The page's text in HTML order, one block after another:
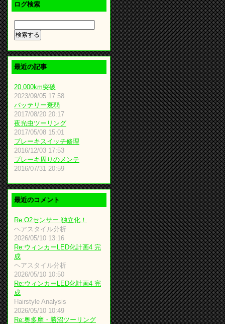
ログ検索
最近の記事
20,000km突破
2023/09/05 17:58
バッテリー衰弱
2017/08/20 20:17
夜光虫ツーリング
2017/05/08 15:01
ブレーキスイッチ修理
2016/12/03 17:53
ブレーキ周りのメンテ
2016/07/31 20:59
最近のコメント
Re:O2センサー 独立化！
ヘアスタイル分析
2026/05/10 13:16
Re:ウィンカーLED化計画4 完
成
ヘアスタイル分析
2026/05/10 10:50
Re:ウィンカーLED化計画4 完
成
Hairstyle Analysis
2026/05/10 10:49
Re:奥多摩・勝沼ツーリング